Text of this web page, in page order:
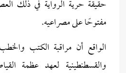
حقيقة حرية الرواية في ذلك
مفتوحًا على مصراعيه.
الواقع أن مراقبة الكتب
والقسطنطينية لعهد عظمة